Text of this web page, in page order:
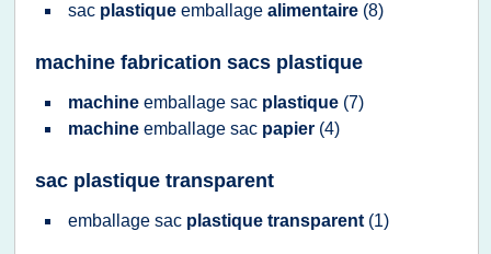
sac plastique emballage alimentaire (8)
machine fabrication sacs plastique
machine emballage sac plastique (7)
machine emballage sac papier (4)
sac plastique transparent
emballage sac plastique transparent (1)